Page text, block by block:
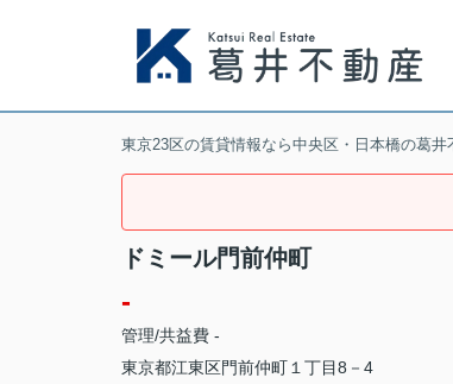
東京23区の賃貸情報なら中央区・日本橋の葛井
ドミール門前仲町
-
管理/共益費 -
東京都江東区門前仲町 １丁目8－4